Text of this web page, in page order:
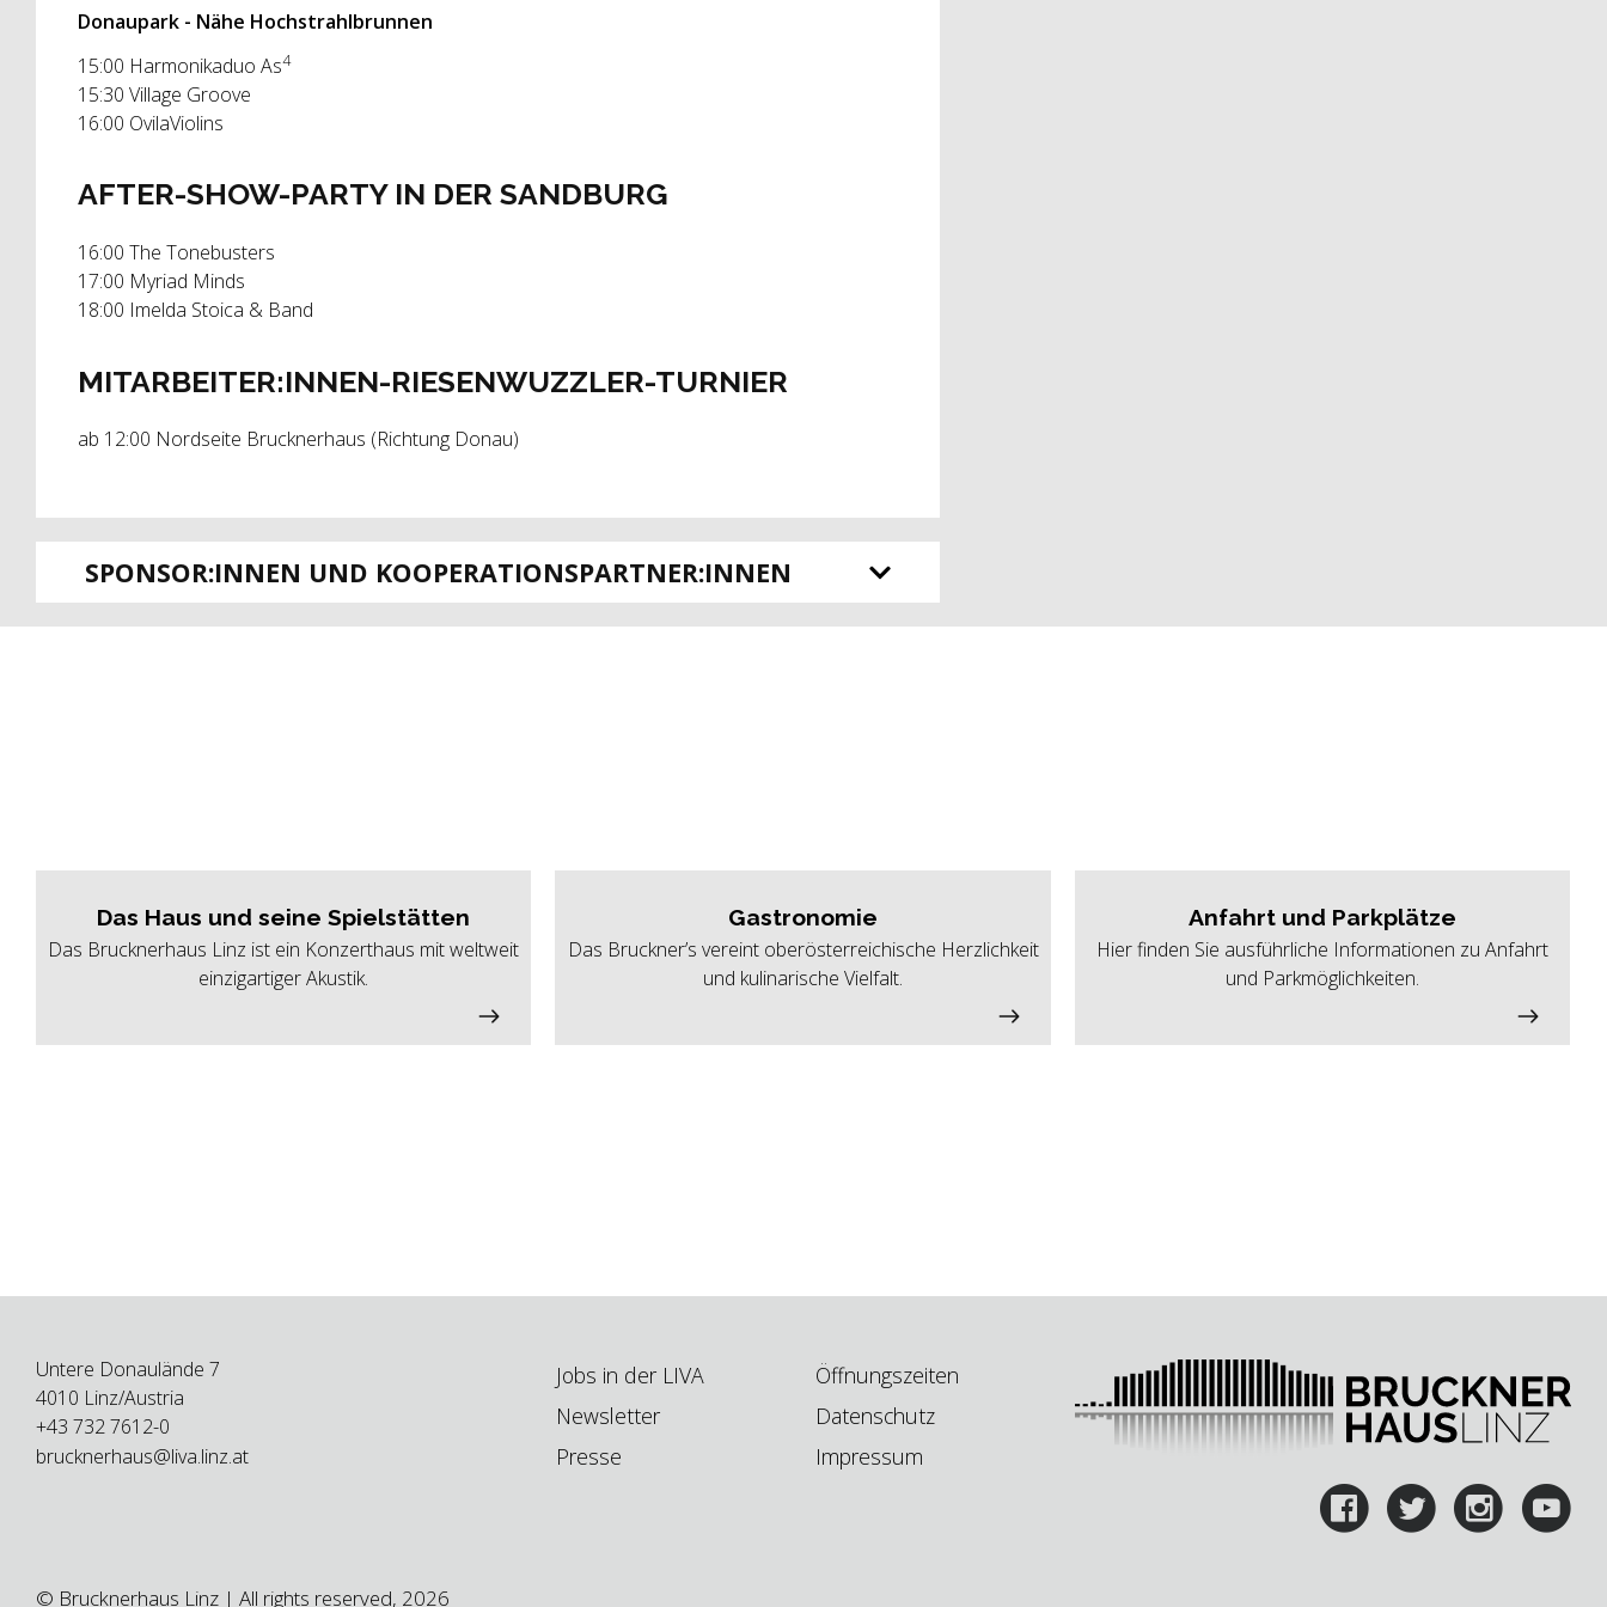
Donaupark - Nähe Hochstrahlbrunnen
15:00 Harmonikaduo As4
15:30 Village Groove
16:00 OvilaViolins
AFTER-SHOW-PARTY IN DER SANDBURG
16:00 The Tonebusters
17:00 Myriad Minds
18:00 Imelda Stoica & Band
MITARBEITER:INNEN-RIESENWUZZLER-TURNIER
ab 12:00 Nordseite Brucknerhaus (Richtung Donau)
SPONSOR:INNEN UND KOOPERATIONSPARTNER:INNEN
Das Haus und seine Spielstätten
Das Brucknerhaus Linz ist ein Konzerthaus mit weltweit
einzigartiger Akustik.
Gastronomie
Das Bruckner’s vereint oberösterreichische Herzlichkeit
und kulinarische Vielfalt.
Anfahrt und Parkplätze
Hier finden Sie ausführliche Informationen zu Anfahrt
und Parkmöglichkeiten.
Untere Donaulände 7
4010 Linz/Austria
+43 732 7612-0
brucknerhaus@liva.linz.at
Jobs in der LIVA
Newsletter
Presse
Öffnungszeiten
Datenschutz
Impressum
© Brucknerhaus Linz | All rights reserved, 2026